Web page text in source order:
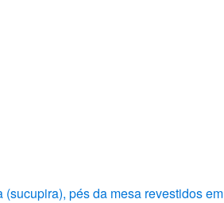
pés da mesa revestidos em